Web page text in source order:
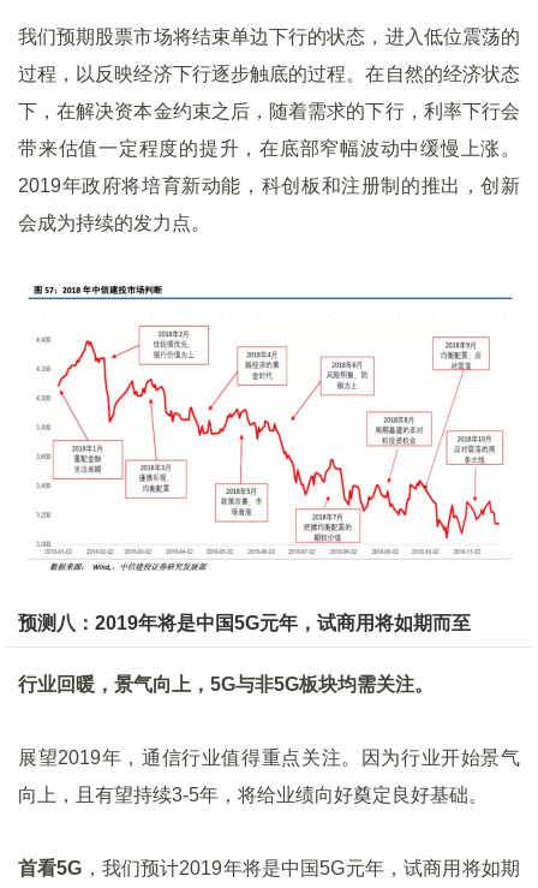
我们预期股票市场将结束单边下行的状态，进入低位震荡的
过程，以反映经济下行逐步触底的过程。在自然的经济状态
下，在解决资本金约束之后，随着需求的下行，利率下行会
带来估值一定程度的提升，在底部窄幅波动中缓慢上涨。
2019年政府将培育新动能，科创板和注册制的推出，创新
会成为持续的发力点。
预测八： 2019年将是中国5G元年，试商用将如期而至
行业回暖，景气向上， 5G与非5G板块均需关注。
展望2019年，通信行业值得重点关注。因为行业开始景气
向上，且有望持续3-5年，将给业绩向好奠定良好基础。
首看5G ，我们预计2019年将是中国5G元年，试商用将如期